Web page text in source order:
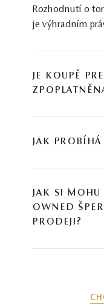
Rozhodnutí o
je výhradním
JE KOUPĚ
JAK
JAK SI MOHU
OWNED
PRODEJI?